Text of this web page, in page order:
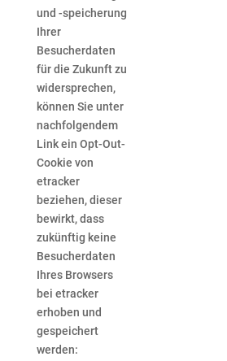
und -speicherung
Ihrer
Besucherdaten
für die Zukunft zu
widersprechen,
können Sie unter
nachfolgendem
Link ein Opt-Out-
Cookie von
etracker
beziehen, dieser
bewirkt, dass
zukünftig keine
Besucherdaten
Ihres Browsers
bei etracker
erhoben und
gespeichert
werden: